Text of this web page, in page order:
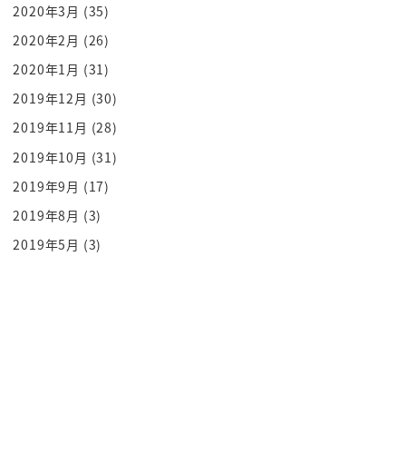
づいた
まあ奇しくもねその戦争したことで気付いた版がそ
のうちに日本を変えて近代化して
いくという流れがあったわけですよね
他国からの侵略植民地化をふせい
だという側面がね自信にはあるんだということです
よねだから明治維新があった
日本とそういう近代ができなかったし九国ではだい
ぶスピードが違ったよっていうのが
2020年3月 (35)
2020年2月 (26)
2020年1月 (31)
2019年12月 (30)
2019年11月 (28)
2019年10月 (31)
2019年9月 (17)
2019年8月 (3)
2019年5月 (3)